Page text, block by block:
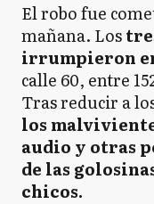
El robo fue
mañana. Los
irrumpieron
calle 60, entre
Tras reducir a
los
audio y otras
de las
chicos.